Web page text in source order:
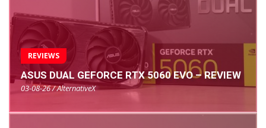
REVIEWS
ASUS DUAL GEFORCE RTX 5060 EVO – REVIEW
03-08-26 / AlternativeX